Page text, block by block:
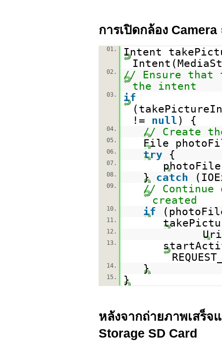
การเปิดกล้อง
01.
Intent
02.
// Ensure that
the intent
03.
if
!= null) {
04. // Create
05. File
06. try {
07.
08. } catch
09.
// Continue
created
10. if
11.
12.
13.
14. }
15. }
หลังจากถ่ายภาพเสร็จ
Storage SD Card